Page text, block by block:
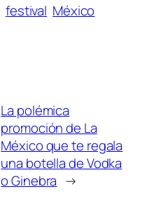
festival México
La polémica
promoción de La
México que te regala
una botella de Vodka
o Ginebra →